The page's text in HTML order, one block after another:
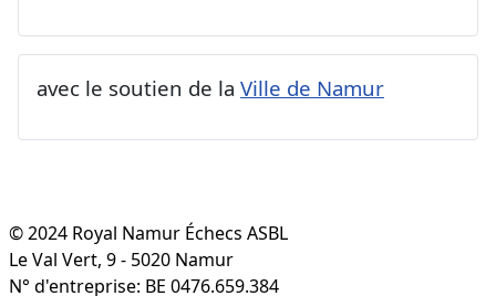
avec le soutien de la Ville de Namur
© 2024 Royal Namur Échecs ASBL
Le Val Vert, 9 - 5020 Namur
N° d'entreprise: BE 0476.659.384